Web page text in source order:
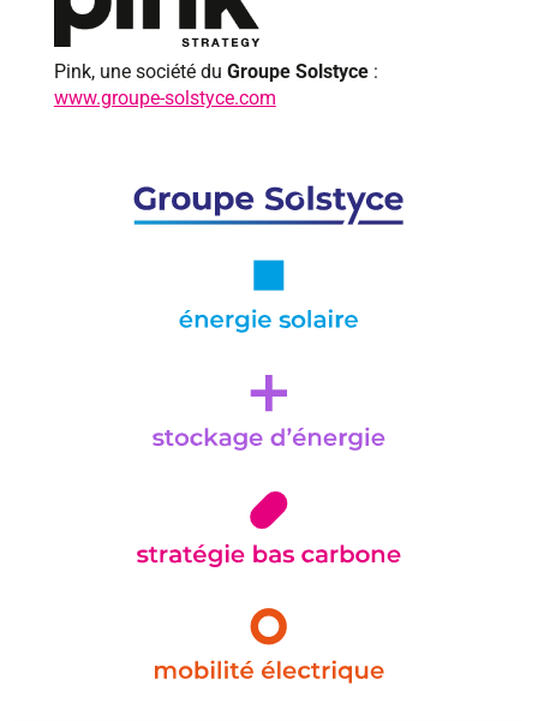
Pink, une société du Groupe Solstyce:
www.groupe-solstyce.com